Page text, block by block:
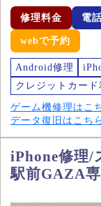
修理料金 電
webで予約
Android修理
クレジットカード
ゲーム機修理はこ
データ復旧はこち
iPhone修理/
駅前GAZA